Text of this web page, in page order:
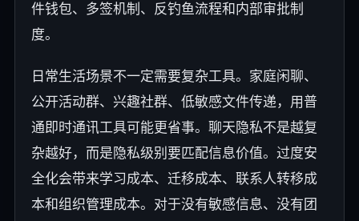
件钱包、多签机制、反钓鱼流程和内部审批制
度。
日常生活场景不一定需要复杂工具。家庭闲聊、
公开活动群、兴趣社群、低敏感文件传递，用普
通即时通讯工具可能更省事。聊天隐私不是越复
杂越好，而是隐私级别要匹配信息价值。过度安
全化会带来学习成本、迁移成本、联系人转移成
本和组织管理成本。对于没有敏感信息、没有团